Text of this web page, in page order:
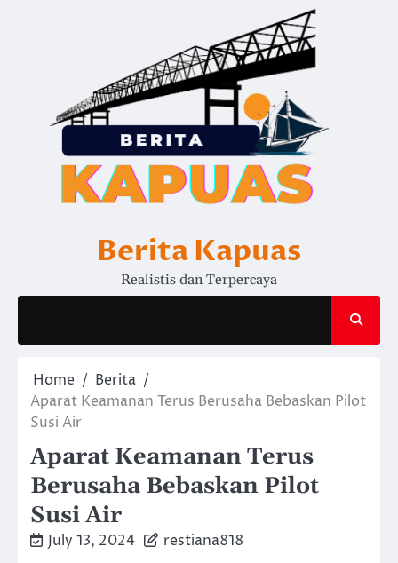
Berita Kapuas
Realistis dan Terpercaya
Home
Berita
Aparat Keamanan Terus Berusaha Bebaskan Pilot
Susi Air
Aparat Keamanan Terus
Berusaha Bebaskan Pilot
Susi Air
July 13, 2024 restiana818